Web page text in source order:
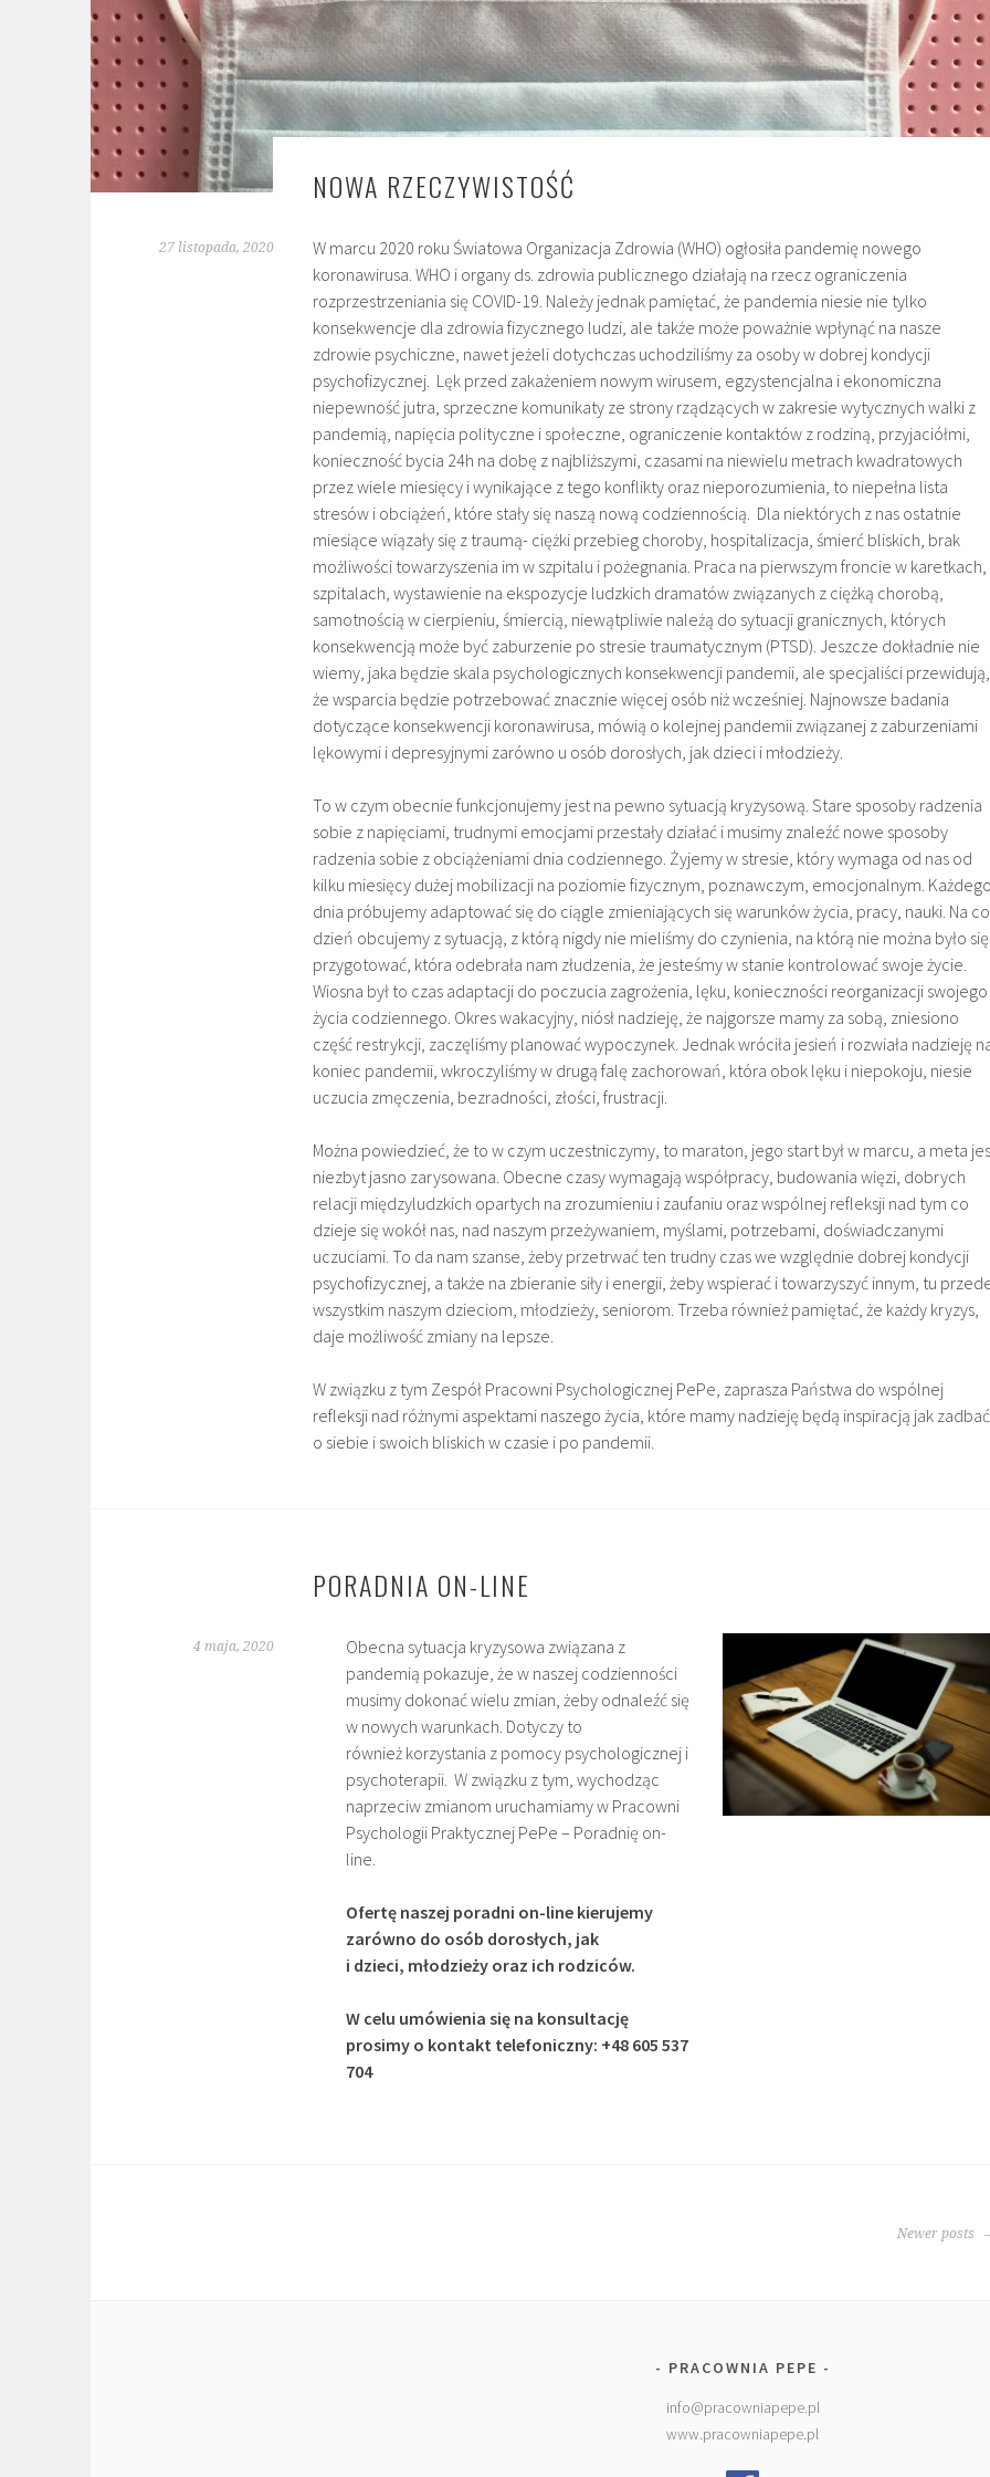
NOWA RZECZYWISTOŚĆ
27 listopada, 2020
W marcu 2020 roku Światowa Organizacja Zdrowia (WHO) ogłosiła pandemię nowego
koronawirusa. WHO i organy ds. zdrowia publicznego działają na rzecz ograniczenia
rozprzestrzeniania się COVID-19. Należy jednak pamiętać, że pandemia niesie nie tylko
konsekwencje dla zdrowia fizycznego ludzi, ale także może poważnie wpłynąć na nasze
zdrowie psychiczne, nawet jeżeli dotychczas uchodziliśmy za osoby w dobrej kondycji
psychofizycznej. Lęk przed zakażeniem nowym wirusem, egzystencjalna i ekonomiczna
niepewność jutra, sprzeczne komunikaty ze strony rządzących w zakresie wytycznych walki z
pandemią, napięcia polityczne i społeczne, ograniczenie kontaktów z rodziną, przyjaciółmi,
konieczność bycia 24h na dobę z najbliższymi, czasami na niewielu metrach kwadratowych
przez wiele miesięcy i wynikające z tego konflikty oraz nieporozumienia, to niepełna lista
stresów i obciążeń, które stały się naszą nową codziennością. Dla niektórych z nas ostatnie
miesiące wiązały się z traumą- ciężki przebieg choroby, hospitalizacja, śmierć bliskich, brak
możliwości towarzyszenia im w szpitalu i pożegnania. Praca na pierwszym froncie w karetkach,
szpitalach, wystawienie na ekspozycje ludzkich dramatów związanych z ciężką chorobą,
samotnością w cierpieniu, śmiercią, niewątpliwie należą do sytuacji granicznych, których
konsekwencją może być zaburzenie po stresie traumatycznym (PTSD). Jeszcze dokładnie nie
wiemy, jaka będzie skala psychologicznych konsekwencji pandemii, ale specjaliści przewidują,
że wsparcia będzie potrzebować znacznie więcej osób niż wcześniej. Najnowsze badania
dotyczące konsekwencji koronawirusa, mówią o kolejnej pandemii związanej z zaburzeniami
lękowymi i depresyjnymi zarówno u osób dorosłych, jak dzieci i młodzieży.
To w czym obecnie funkcjonujemy jest na pewno sytuacją kryzysową. Stare sposoby radzenia
sobie z napięciami, trudnymi emocjami przestały działać i musimy znaleźć nowe sposoby
radzenia sobie z obciążeniami dnia codziennego. Żyjemy w stresie, który wymaga od nas od
kilku miesięcy dużej mobilizacji na poziomie fizycznym, poznawczym, emocjonalnym.
dnia próbujemy adaptować się do ciągle zmieniających się warunków życia, pracy, nauki. Na co
dzień obcujemy z sytuacją, z którą nigdy nie mieliśmy do czynienia, na którą nie można było się
przygotować, która odebrała nam złudzenia, że jesteśmy w stanie kontrolować swoje życie.
Wiosna był to czas adaptacji do poczucia zagrożenia, lęku, konieczności reorganizacji swojego
życia codziennego. Okres wakacyjny, niósł nadzieję, że najgorsze mamy za sobą, zniesiono
część restrykcji, zaczęliśmy planować wypoczynek. Jednak wróciła jesień i rozwiała nadzieję
koniec pandemii, wkroczyliśmy w drugą falę zachorowań, która obok lęku i niepokoju, niesie
uczucia zmęczenia, bezradności, złości, frustracji.
Można powiedzieć, że to w czym uczestniczymy, to maraton, jego start był w marcu, a meta
niezbyt jasno zarysowana. Obecne czasy wymagają współpracy, budowania więzi, dobrych
relacji międzyludzkich opartych na zrozumieniu i zaufaniu oraz wspólnej refleksji nad tym co
dzieje się wokół nas, nad naszym przeżywaniem, myślami, potrzebami, doświadczanymi
uczuciami. To da nam szanse, żeby przetrwać ten trudny czas we względnie dobrej kondycji
psychofizycznej, a także na zbieranie siły i energii, żeby wspierać i towarzyszyć innym, tu
wszystkim naszym dzieciom, młodzieży, seniorom. Trzeba również pamiętać, że każdy kryzys,
daje możliwość zmiany na lepsze.
W związku z tym Zespół Pracowni Psychologicznej PePe, zaprasza Państwa do wspólnej
refleksji nad różnymi aspektami naszego życia, które mamy nadzieję będą inspiracją jak zadbać
o siebie i swoich bliskich w czasie i po pandemii.
PORADNIA ON-LINE
4 maja, 2020
Obecna sytuacja kryzysowa związana z
pandemią pokazuje, że w naszej codzienności
musimy dokonać wielu zmian, żeby odnaleźć się
w nowych warunkach. Dotyczy to
również korzystania z pomocy psychologicznej i
psychoterapii. W związku z tym, wychodząc
naprzeciw zmianom uruchamiamy w Pracowni
Psychologii Praktycznej PePe – Poradnię on-
line.
Ofertę naszej poradni on-line kierujemy
zarówno do osób dorosłych, jak
i dzieci, młodzieży oraz ich rodziców.
W celu umówienia się na konsultację
prosimy o kontakt telefoniczny: +48 605 537
704
Newer posts
PRACOWNIA PEPE
info@pracowniapepe.pl
www.pracowniapepe.pl